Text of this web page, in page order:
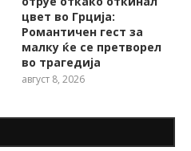
цвет во Грција:
Романтичен гест за
малку ќе се претворел
во трагедија
август 8, 2026